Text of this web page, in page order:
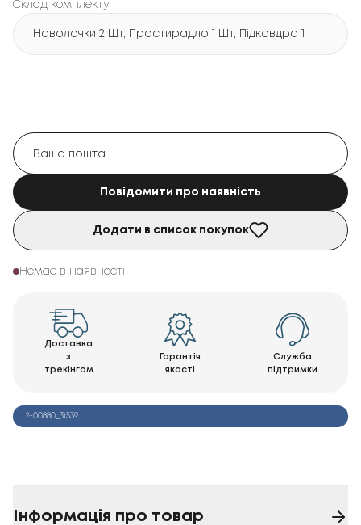
Склад комплекту
Наволочки 2 Шт, Простирадло 1 Шт, Підковдра 1 Шт
Повідомити про наявність
Додати в список покупок
Немає в наявності
Доставка
з
трекінгом
Гарантія
якості
Служба
підтримки
2-00880_31539
Інформація про товар